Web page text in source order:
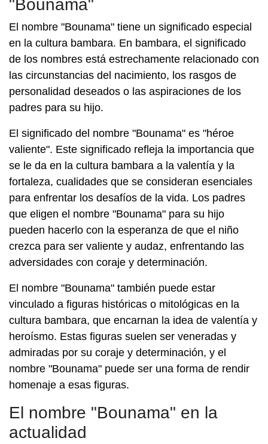
"Bounama"
El nombre "Bounama" tiene un significado especial
en la cultura bambara. En bambara, el significado
de los nombres está estrechamente relacionado con
las circunstancias del nacimiento, los rasgos de
personalidad deseados o las aspiraciones de los
padres para su hijo.
El significado del nombre "Bounama" es "héroe
valiente". Este significado refleja la importancia que
se le da en la cultura bambara a la valentía y la
fortaleza, cualidades que se consideran esenciales
para enfrentar los desafíos de la vida. Los padres
que eligen el nombre "Bounama" para su hijo
pueden hacerlo con la esperanza de que el niño
crezca para ser valiente y audaz, enfrentando las
adversidades con coraje y determinación.
El nombre "Bounama" también puede estar
vinculado a figuras históricas o mitológicas en la
cultura bambara, que encarnan la idea de valentía y
heroísmo. Estas figuras suelen ser veneradas y
admiradas por su coraje y determinación, y el
nombre "Bounama" puede ser una forma de rendir
homenaje a esas figuras.
El nombre "Bounama" en la
actualidad